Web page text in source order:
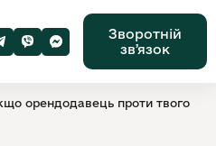
Зворотній
звʼязок
орендодавець проти твого